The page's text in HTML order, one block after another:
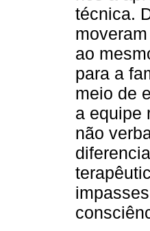
técnica.
ao
para a
meio de
a equipe
não